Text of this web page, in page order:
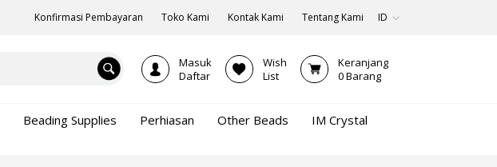
Konfirmasi Pembayaran Toko Kami Kontak Kami Tentang Kami ID
Masuk
Daftar
Wish
List
Keranjang
0Barang
Beading Supplies Perhiasan Other Beads
IM Crystal